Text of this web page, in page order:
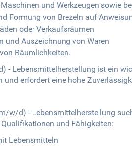
und Werkzeugen sowie
Formung von Brezeln auf
oder Verkaufsräumen
und Auszeichnung von Waren
Räumlichkeiten.
- Lebensmittelherstellung ist ein
und erfordert eine hohe
w/d) - Lebensmittelherstellung
und Fähigkeiten:
Lebensmitteln